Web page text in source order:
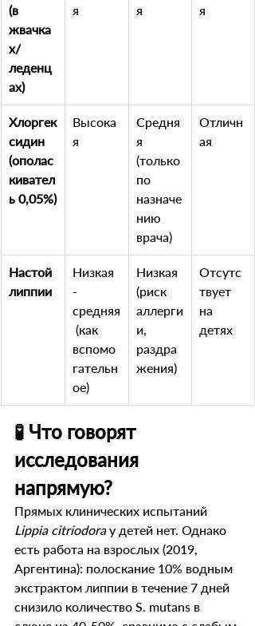
(в
жвачка
х/
леденц
ах)
я
я
я
Хлоргек
сидин
(ополас
кивател
ь 0,05%)
Высока
я
Средня
я
(только
по
назначе
нию
врача)
Отличн
ая
Настой
липпии
Низкая
-
средняя
(как
вспомо
гательн
ое)
Низкая
(риск
аллерги
и,
раздра
жения)
Отсутс
твует
на
детях
🧪 Что говорят
исследования
напрямую?
Прямых клинических испытаний
Lippia citriodora у детей нет. Однако
есть работа на взрослых (2019,
Аргентина): полоскание 10% водным
экстрактом липпии в течение 7 дней
снизило количество S. mutans в